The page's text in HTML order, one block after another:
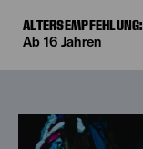
ALTERSEMPFEHLUNG:
Ab 16 Jahren